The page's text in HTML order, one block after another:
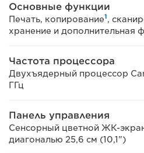
Основные функции
Печать, копирование1,
хранение и дополнительная
Частота процессора
Двухъядерный процессор
ГГц
Панель управления
Сенсорный цветной ЖК-
диагональю 25,6 см (10,1")